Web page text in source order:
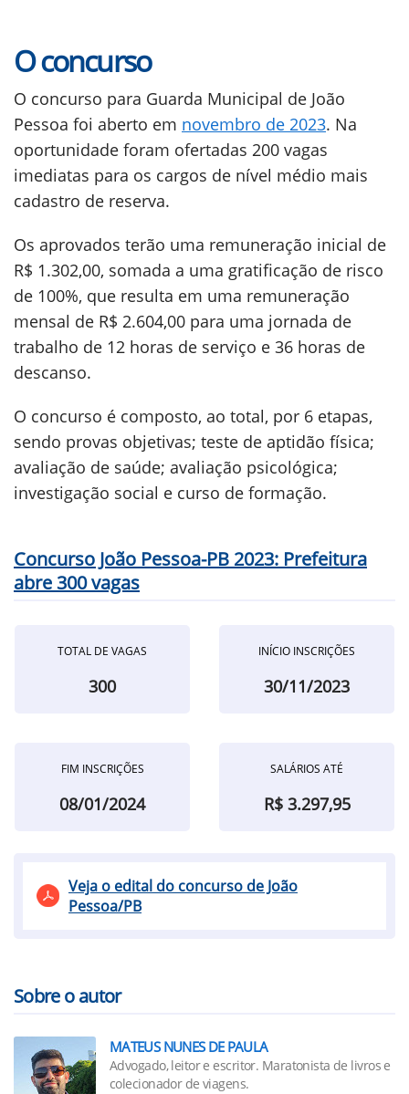
O concurso
O concurso para Guarda Municipal de João
Pessoa foi aberto em novembro de 2023. Na
oportunidade foram ofertadas 200 vagas
imediatas para os cargos de nível médio mais
cadastro de reserva.
Os aprovados terão uma remuneração inicial de
R$ 1.302,00, somada a uma gratificação de risco
de 100%, que resulta em uma remuneração
mensal de R$ 2.604,00 para uma jornada de
trabalho de 12 horas de serviço e 36 horas de
descanso.
O concurso é composto, ao total, por 6 etapas,
sendo provas objetivas; teste de aptidão física;
avaliação de saúde; avaliação psicológica;
investigação social e curso de formação.
Concurso João Pessoa-PB 2023: Prefeitura
abre 300 vagas
TOTAL DE VAGAS
300
INÍCIO INSCRIÇÕES
30/11/2023
FIM INSCRIÇÕES
08/01/2024
SALÁRIOS ATÉ
R$ 3.297,95
Veja o edital do concurso de João
Pessoa/PB
Sobre o autor
MATEUS NUNES DE PAULA
Advogado, leitor e escritor. Maratonista de livros e
colecionador de viagens.